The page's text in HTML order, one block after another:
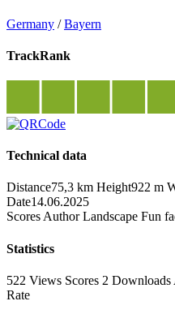
Germany /Bayern
TrackRank
Technical data
Distance75,3 km Height922 m
Date14.06.2025
Scores Author Landscape Fun
Statistics
522 Views Scores 2 Downloads
Rate